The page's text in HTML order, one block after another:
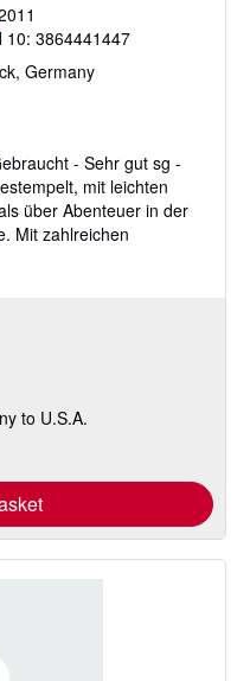
to U.S.A.
10: 3864441447
Germany
- Sehr gut sg -
mit leichten
über Abenteuer in der
Mit zahlreichen